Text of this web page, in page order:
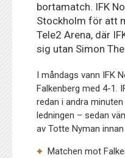
bortamatch. IFK
Stockholm för att
Tele2 Arena, där
sig utan Simon
I måndags vann IFK
Falkenberg med 4-1.
redan i andra
ledningen – sedan
av Totte Nyman
Matchen mot